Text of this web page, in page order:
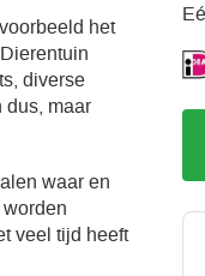
het
diverse
dus, maar
waar en
veel tijd heeft